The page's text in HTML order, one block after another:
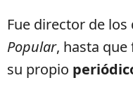
Fue director de los
Popular, hasta
su propio